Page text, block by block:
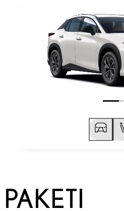
Prejšnja fotografija
PAKETI